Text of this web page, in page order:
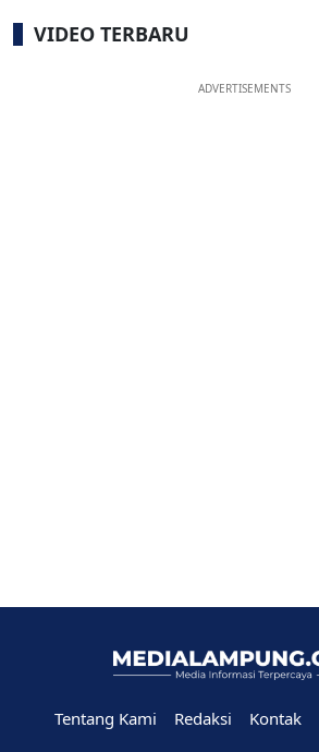
VIDEO TERBARU
ADVERTISEMENTS
Tentang Kami Redaksi Kontak